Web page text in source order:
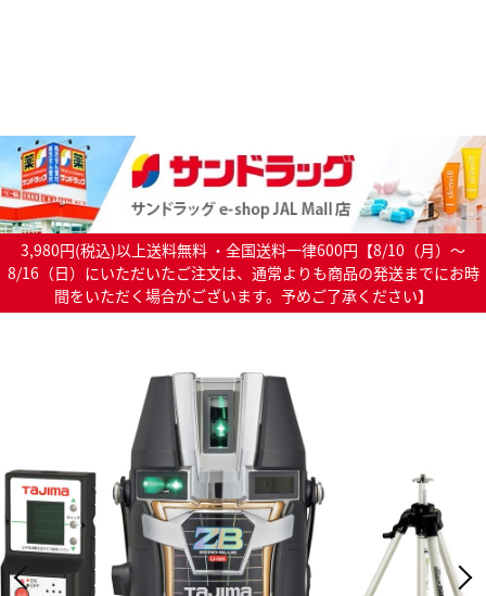
3,980円(税込)以上送料無料 ・全国送料一律600円【8/10（月）～
8/16（日）にいただいたご注文は、通常よりも商品の発送までにお時
間をいただく場合がございます。予めご了承ください】